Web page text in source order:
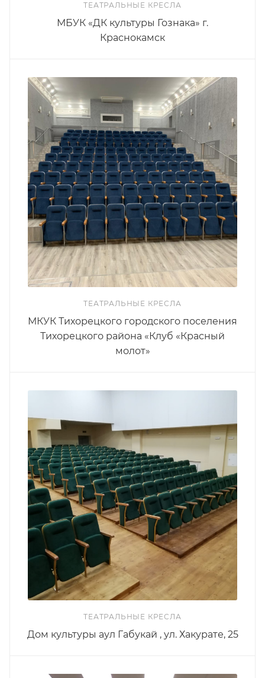
ТЕАТРАЛЬНЫЕ КРЕСЛА
МБУК «ДК культуры Гознака» г.
Краснокамск
ТЕАТРАЛЬНЫЕ КРЕСЛА
МКУК Тихорецкого городского поселения
Тихорецкого района «Клуб «Красный
молот»
ТЕАТРАЛЬНЫЕ КРЕСЛА
Дом культуры аул Габукай , ул. Хакурате, 25